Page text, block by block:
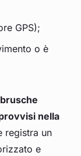
GPS);
o è
brusche
nella
registra un
e